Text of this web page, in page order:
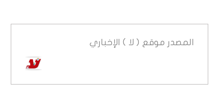
المصدر موقع ( لا ) الإخباري